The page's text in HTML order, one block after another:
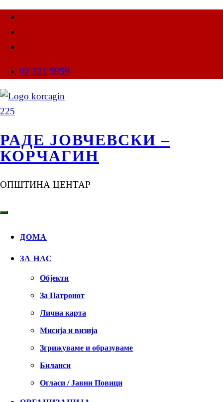
02 321 5959
РАДЕ ЈОВЧЕВСКИ –
КОРЧАГИН
ОПШТИНА ЦЕНТАР
ДОМА
ЗА НАС
Објекти
За Патронот
Лична карта
Мисија и визија
Згрижуваме и образуваме
Биланси
Огласи / Јавни Повици